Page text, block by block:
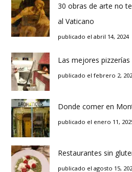
30 obras de arte no
al Vaticano
publicado el abril 14, 2024
Las mejores
publicado el febrero 2,
Donde comer en
publicado el enero 11,
Restaurantes sin
publicado el agosto 15,